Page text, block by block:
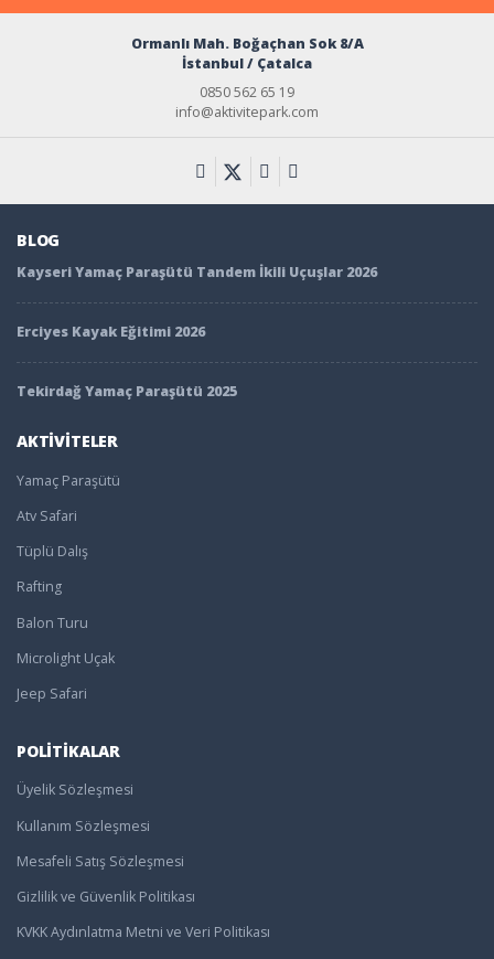
Ormanlı Mah. Boğaçhan Sok 8/A
İstanbul / Çatalca
0850 562 65 19
info@aktivitepark.com
BLOG
Kayseri Yamaç Paraşütü Tandem İkili Uçuşlar 2026
Erciyes Kayak Eğitimi 2026
Tekirdağ Yamaç Paraşütü 2025
AKTİVİTELER
Yamaç Paraşütü
Atv Safari
Tüplü Dalış
Rafting
Balon Turu
Microlight Uçak
Jeep Safari
POLİTİKALAR
Üyelik Sözleşmesi
Kullanım Sözleşmesi
Mesafeli Satış Sözleşmesi
Gizlilik ve Güvenlik Politikası
KVKK Aydınlatma Metni ve Veri Politikası